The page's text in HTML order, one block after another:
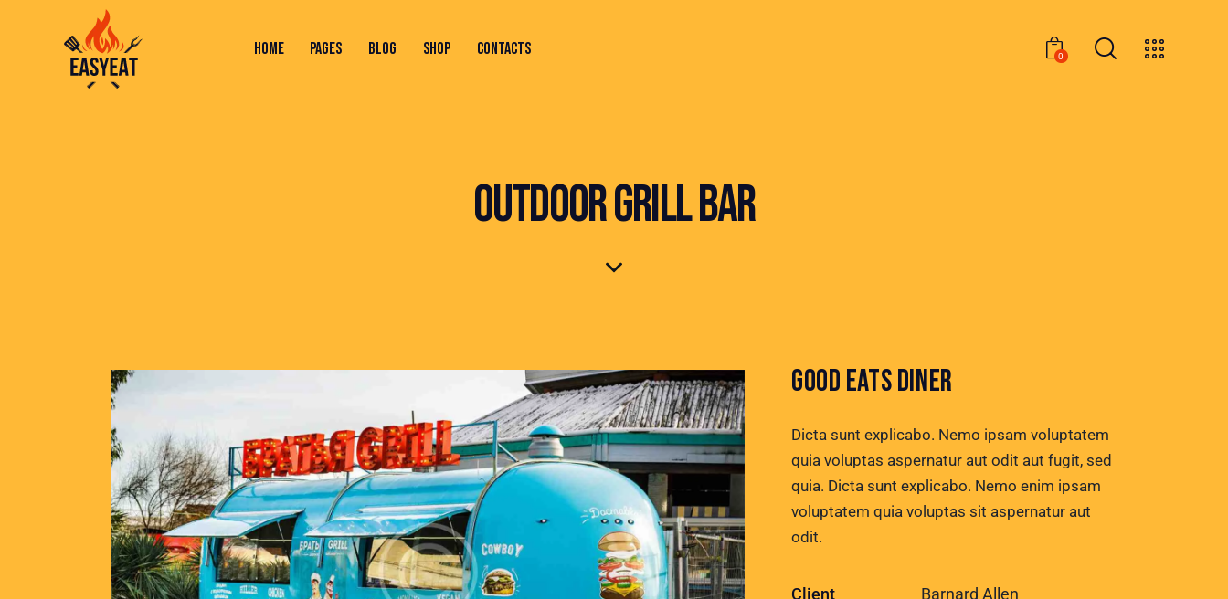
HOME PAGES BLOG SHOP CONTACTS 0
OUTDOOR GRILL BAR
GOOD EATS DINER
Dicta sunt explicabo. Nemo ipsam voluptatem
quia voluptas aspernatur aut odit aut fugit, sed
quia. Dicta sunt explicabo. Nemo enim ipsam
voluptatem quia voluptas sit aspernatur aut
odit.
Client
Barnard Allen